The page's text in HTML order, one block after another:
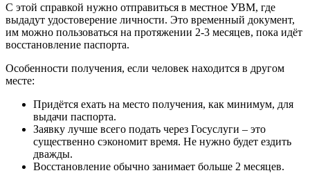
С этой справкой нужно отправиться в местное УВМ, где
выдадут удостоверение личности. Это временный документ,
им можно пользоваться на протяжении 2-3 месяцев, пока идёт
восстановление паспорта.
Особенности получения, если человек находится в другом
месте:
Придётся ехать на место получения, как минимум, для
выдачи паспорта.
Заявку лучше всего подать через Госуслуги – это
существенно сэкономит время. Не нужно будет ездить
дважды.
Восстановление обычно занимает больше 2 месяцев.